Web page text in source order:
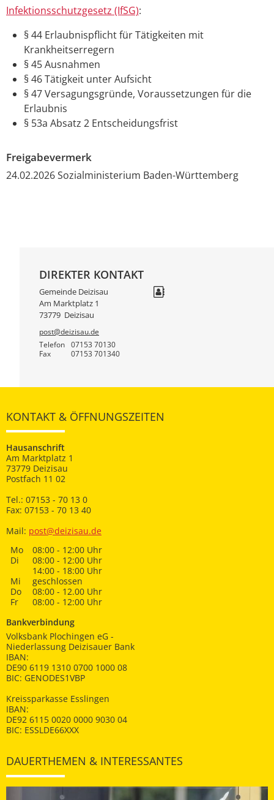
Infektionsschutzgesetz (IfSG):
§ 44 Erlaubnispflicht für Tätigkeiten mit
Krankheitserregern
§ 45 Ausnahmen
§ 46 Tätigkeit unter Aufsicht
§ 47 Versagungsgründe, Voraussetzungen für die
Erlaubnis
§ 53a Absatz 2 Entscheidungsfrist
Freigabevermerk
24.02.2026 Sozialministerium Baden-Württemberg
DIREKTER KONTAKT
Gemeinde Deizisau
Am Marktplatz 1
73779 Deizisau
post@deizisau.de
Telefon
07153 70130
Fax 07153 701340
KONTAKT & ÖFFNUNGSZEITEN
Hausanschrift
Am Marktplatz 1
73779 Deizisau
Postfach 11 02
Tel.: 07153 - 70 13 0
Fax: 07153 - 70 13 40
Mail: post@deizisau.de
Mo
08:00 - 12:00 Uhr
Di
08:00 - 12:00 Uhr
14:00 - 18:00 Uhr
Mi
geschlossen
Do
08:00 - 12.00 Uhr
Fr
08:00 - 12:00 Uhr
Bankverbindung
Volksbank Plochingen eG -
Niederlassung Deizisauer Bank
IBAN:
DE90 6119 1310 0700 1000 08
BIC: GENODES1VBP
Kreissparkasse Esslingen
IBAN:
DE92 6115 0020 0000 9030 04
BIC: ESSLDE66XXX
DAUERTHEMEN & INTERESSANTES